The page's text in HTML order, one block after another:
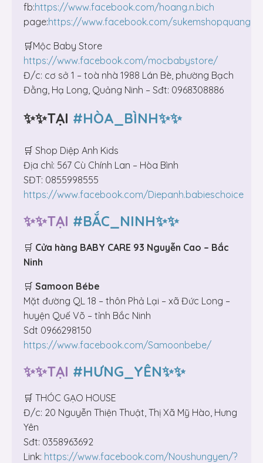
fb:https://www.facebook.com/hoang.n.bich
page:https://www.facebook.com/
🛒Mộc Baby Store
https://www.facebook.com/mocbabystore/
Đ/c: cơ sở 1 – toà nhà 1988 Lán Bè, phường Bạch
Đằng, Hạ Long, Quảng Ninh – Sđt: 0968308886
✨✨TẠI #HÒA_BÌNH✨✨
🛒 Shop Diệp Anh Kids
Địa chỉ: 567 Cù Chính Lan – Hòa Bình
SĐT: 0855998555
https://www.facebook.com/Diepanh.babieschoice
✨✨TẠI #BẮC_NINH✨✨
🛒 Cửa hàng BABY CARE 93 Nguyễn Cao – Bắc
Ninh
🛒 Samoon Bébe
Mặt đường QL 18 – thôn Phả Lại – xã Đức Long –
huyện Quế Võ – tỉnh Bắc Ninh
Sdt 0966298150
https://www.facebook.com/Samoonbebe/
✨✨TẠI #HƯNG_YÊN✨✨
🛒 THÓC GẠO HOUSE
Đ/c: 20 Nguyễn Thiện Thuật, Thị Xã Mỹ Hào, Hưng
Yên
Sđt: 0358963692
Link: https://www.facebook.com/Noushungyen/?